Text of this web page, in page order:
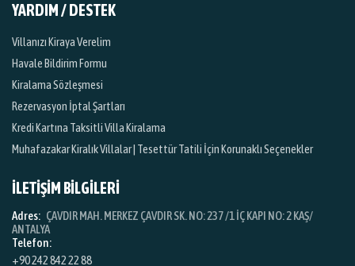
YARDIM / DESTEK
Villanızı Kiraya Verelim
Havale Bildirim Formu
Kiralama Sözleşmesi
Rezervasyon İptal Şartları
Kredi Kartına Taksitli Villa Kiralama
Muhafazakar Kiralık Villalar | Tesettür Tatili İçin Korunaklı Seçenekler
İLETİŞİM BİLGİLERİ
Adres: ÇAVDIR MAH. MERKEZ ÇAVDIR SK. NO: 237 /1 İÇ KAPI NO: 2 KAŞ/
ANTALYA
Telefon:
+90 242 842 22 88